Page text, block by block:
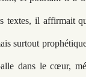
textes, il affirmait
surtout
dans le cœur,